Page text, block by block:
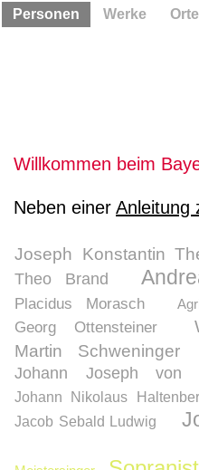
Willkommen beim
Neben einer Anleitung
Joseph Konstantin
Theo Brand
Placidus Morasch
Georg Ottensteiner
Martin Schweninger
Johann Joseph von
Johann Nikolaus
Jacob Sebald Ludwig
Personen Werke Orte